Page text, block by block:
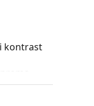
kontrast
u